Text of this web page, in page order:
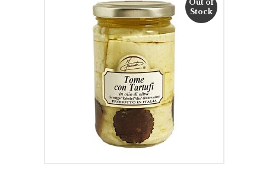
Out of
Stock
PER SAPERNE DI PIÙ